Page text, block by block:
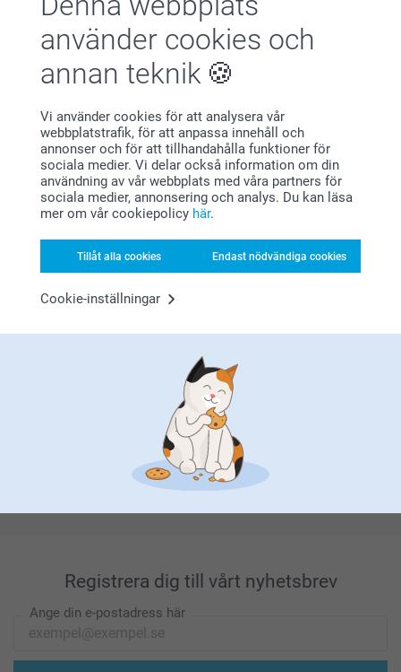
använder cookies och
annan teknik
Vi använder cookies för att analysera vår
webbplatstrafik, för att anpassa innehåll och
annonser och för att tillhandahålla funktioner för
sociala medier. Vi delar också information om din
användning av vår webbplats med våra partners för
sociala medier, annonsering och analys. Du kan läsa
mer om vår cookiepolicy här.
Tillåt alla cookies Endast nödvändiga cookies
Cookie-inställningar
Nöjd kundgaranti
Bonus på alla dina köp
Förstklassig kundservice
Registrera dig till vårt nyhetsbrev
Ange din e-postadress här